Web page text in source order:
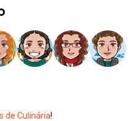
de Culinária!